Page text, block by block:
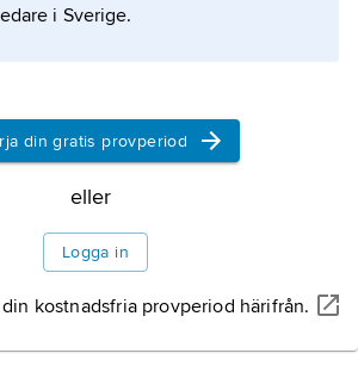
i Sverige.
din gratis provperiod
eller
Logga in
din kostnadsfria provperiod härifrån.